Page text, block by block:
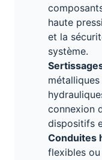
haute
et la
système.
connexion
dispositifs
Conduites
flexibles